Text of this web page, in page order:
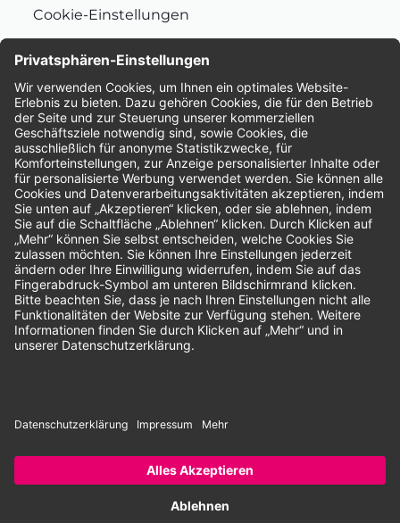
Cookie-Einstellungen
Bewertungen
Unsere Zahlungsarten:
Rechnung SEPA-Lastschrift Vorkasse